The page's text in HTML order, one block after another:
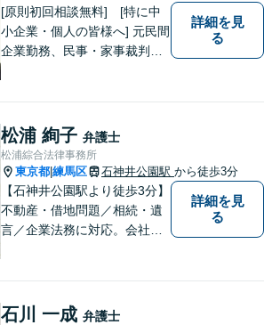
ス利用可能】
[原則初回相談無料] [特に中
小企業・個人の皆様へ] 元民間
企業勤務、民事・家事裁判官
として、オールラウンドに対
応します。
詳細を見
る
松浦 絢子 弁護士
松浦綜合法律事務所
東京都 練馬区 石神井公園駅 から徒歩3分
【石神井公園駅より徒歩3分】
不動産・借地問題／相続・遺
言／企業法務に対応。会社員
詳細を見
る
石川 一成 弁護士